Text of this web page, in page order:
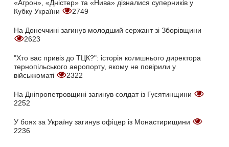
«Агрон», «Дністер» та «Нива» дізналися суперників у
Кубку України
2749
На Донеччині загинув молодший сержант зі Зборівщини
2623
"Хто вас привіз до ТЦК?": історія колишнього директора
тернопільського аеропорту, якому не повірили у
військкоматі
2322
На Дніпропетровщині загинув солдат із Гусятинщини
2252
У боях за Україну загинув офіцер із Монастирищини
2236